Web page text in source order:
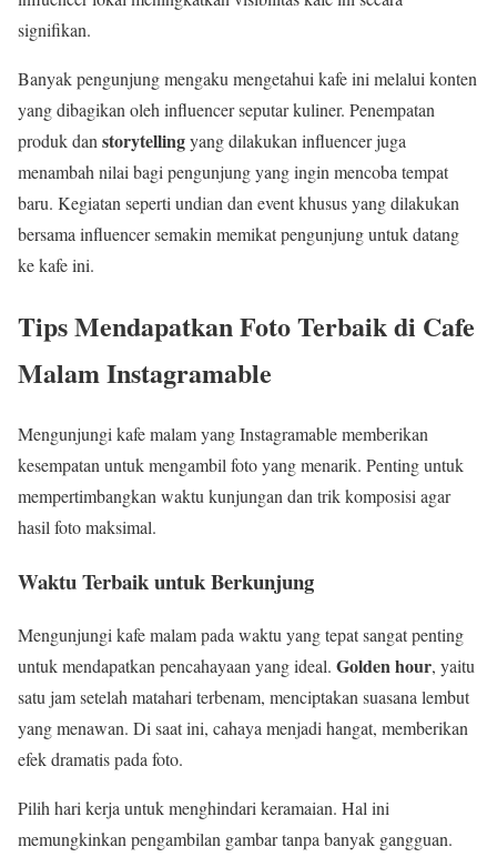
signifikan.
Banyak pengunjung mengaku mengetahui kafe ini melalui konten
yang dibagikan oleh influencer seputar kuliner. Penempatan
produk dan storytellingyang dilakukan influencer juga
menambah nilai bagi pengunjung yang ingin mencoba tempat
baru. Kegiatan seperti undian dan event khusus yang dilakukan
bersama influencer semakin memikat pengunjung untuk datang
ke kafe ini.
Tips Mendapatkan Foto Terbaik di Cafe
Malam Instagramable
Mengunjungi kafe malam yang Instagramable memberikan
kesempatan untuk mengambil foto yang menarik. Penting untuk
mempertimbangkan waktu kunjungan dan trik komposisi agar
hasil foto maksimal.
Waktu Terbaik untuk Berkunjung
Mengunjungi kafe malam pada waktu yang tepat sangat penting
untuk mendapatkan pencahayaan yang ideal. Golden hour, yaitu
satu jam setelah matahari terbenam, menciptakan suasana lembut
yang menawan. Di saat ini, cahaya menjadi hangat, memberikan
efek dramatis pada foto.
Pilih hari kerja untuk menghindari keramaian. Hal ini
memungkinkan pengambilan gambar tanpa banyak gangguan.